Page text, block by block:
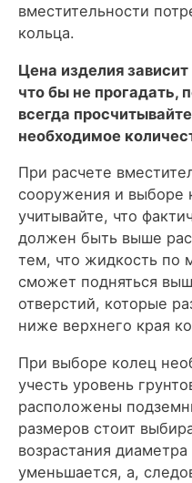
вместительности
кольца.
Цена изделия
что бы не прогадать,
всегда
необходимое
При расчете
сооружения и выборе
учитывайте, что
должен быть выше
тем, что жидкость по
сможет подняться
отверстий, которые
ниже верхнего края
При выборе колец
учесть уровень
расположены
размеров стоит
возрастания
уменьшается, а,